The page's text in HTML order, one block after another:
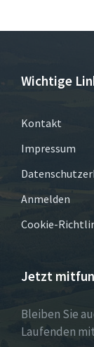
Wichtige
Kontakt
Impressum
Anmelden
Cookie-
Jetzt
Bleiben Sie
Laufenden